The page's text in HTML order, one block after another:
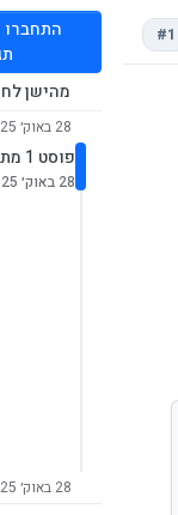
#1
מהישן
28 באוק׳ 2025, 14:07
פוסט 1 מתוך 6
28 באוק׳ 2025, 14:07
28 באוק׳ 2025, 14:51